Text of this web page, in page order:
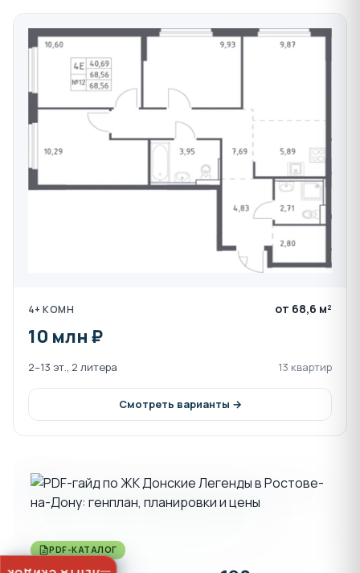
4+ КОМН от 68,6 м²
10 млн ₽
2–13 эт., 2 литера 13 квартир
Смотреть варианты →
PDF-КАТАЛОГ